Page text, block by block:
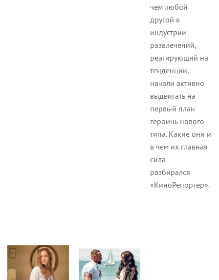
чем любой
другой в
индустрии
развлечений,
реагирующий на
тенденции,
начали активно
выдвигать на
первый план
героинь нового
типа. Какие они и
в чем их главная
сила —
разбирался
«КиноРепортер».